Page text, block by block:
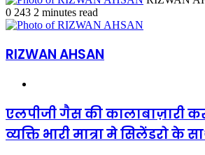
0 243 2 minutes read
RIZWAN AHSAN
एलपीजी
गैस
की
एलपीजी गैस की कालाबाज़ारी
व्यक्ति भारी मात्रा मे सिलेंडरो के